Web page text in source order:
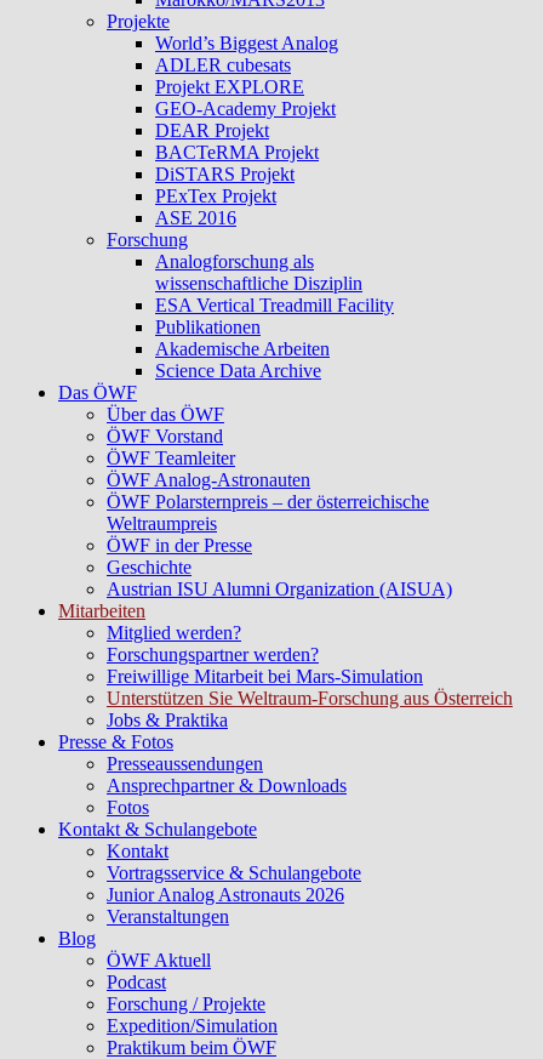
Projekte
World’s Biggest Analog
ADLER cubesats
Projekt EXPLORE
GEO-Academy Projekt
DEAR Projekt
BACTeRMA Projekt
DiSTARS Projekt
PExTex Projekt
ASE 2016
Forschung
Analogforschung als
wissenschaftliche Disziplin
ESA Vertical Treadmill Facility
Publikationen
Akademische Arbeiten
Science Data Archive
Das ÖWF
Über das ÖWF
ÖWF Vorstand
ÖWF Teamleiter
ÖWF Analog-Astronauten
ÖWF Polarsternpreis – der österreichische
Weltraumpreis
ÖWF in der Presse
Geschichte
Austrian ISU Alumni Organization (AISUA)
Mitarbeiten
Mitglied werden?
Forschungspartner werden?
Freiwillige Mitarbeit bei Mars-Simulation
Unterstützen Sie Weltraum-Forschung aus Österreich
Jobs & Praktika
Presse & Fotos
Presseaussendungen
Ansprechpartner & Downloads
Fotos
Kontakt & Schulangebote
Kontakt
Vortragsservice & Schulangebote
Junior Analog Astronauts 2026
Veranstaltungen
Blog
ÖWF Aktuell
Podcast
Forschung / Projekte
Expedition/Simulation
Praktikum beim ÖWF